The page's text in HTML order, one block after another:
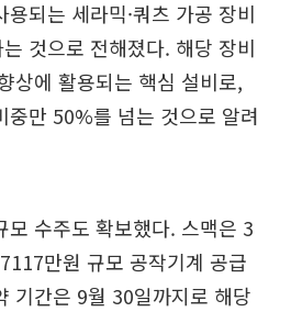
되는 세라믹·쿼츠 가공 장비
것으로 전해졌다. 해당 장비
상에 활용되는 핵심 설비로,
중만 50%를 넘는 것으로 알려
모 수주도 확보했다. 스맥은 3
만원 규모 공작기계 공급
기간은 9월 30일까지로 해당